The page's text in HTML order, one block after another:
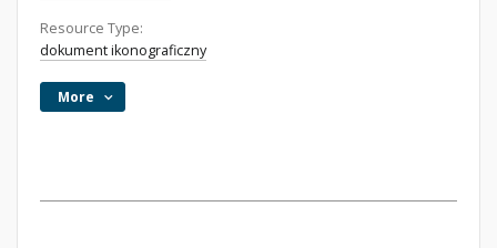
Resource Type:
dokument ikonograficzny
More